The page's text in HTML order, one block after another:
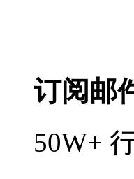
订阅邮
50W+